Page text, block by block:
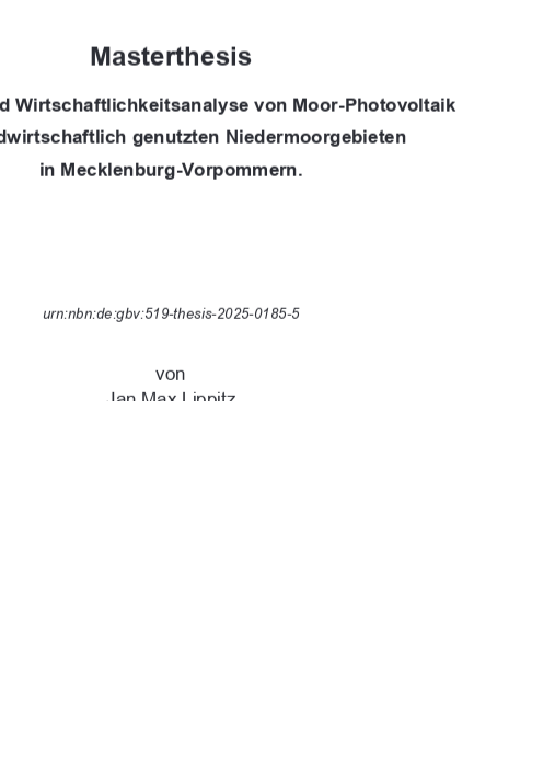
Masterthesis
Wirtschaftlichkeitsanalyse von Moor-Photovoltaik
genutzten Niedermoorgebieten
in Mecklenburg-Vorpommern.
urn:nbn:de:gbv:519-thesis-2025-0185-5
von
Jan Max Lippitz